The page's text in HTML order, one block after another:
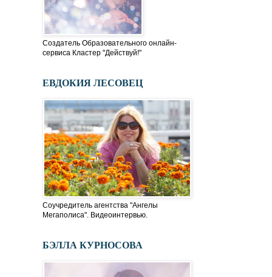
Создатель Образовательного онлайн-
сервиса Кластер "Действуй!"
ЕВДОКИЯ ЛЕСОВЕЦ
Соучредитель агентства "Ангелы
Мегаполиса". Видеоинтервью.
БЭЛЛА КУРНОСОВА